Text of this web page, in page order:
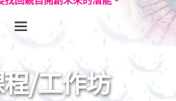
/工作坊